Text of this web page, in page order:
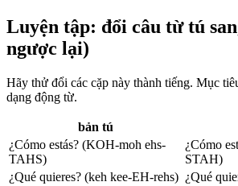
Luyện tập: đổi câu từ tú
ngược lại)
Hãy thử đổi các cặp này thành tiếng. Mục
dạng động từ.
bản tú
¿Cómo estás? (KOH-moh ehs-
TAHS)
¿Cómo
STAH)
¿Qué quieres? (keh kee-EH-rehs) ¿Qué